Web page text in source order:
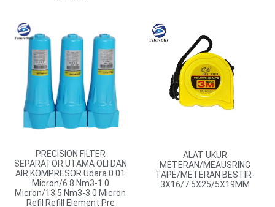
PRECISION FILTER
SEPARATOR UTAMA OLI DAN
AIR KOMPRESOR Udara 0.01
Micron/6.8 Nm3-1.0
Micron/13.5 Nm3-3.0 Micron
Refil Refill Element Pre
ALAT UKUR
METERAN/MEAUSRING
TAPE/METERAN BESTIR-
3X16/7.5X25/5X19MM